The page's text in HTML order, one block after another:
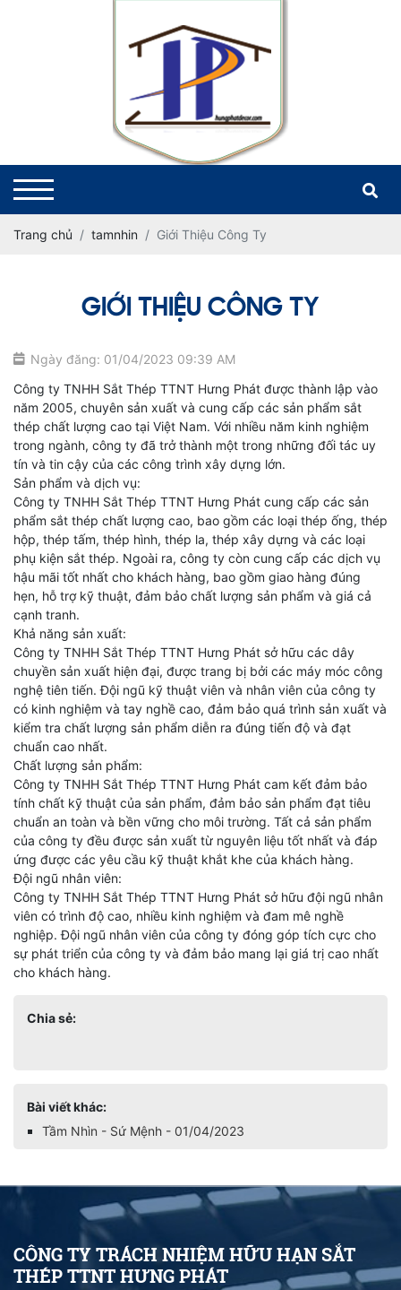
Trang chủ tamnhin Giới Thiệu Công Ty
GIỚI THIỆU CÔNG TY
Ngày đăng: 01/04/2023 09:39 AM
Công ty TNHH Sắt Thép TTNT Hưng Phát được thành lập vào
năm 2005, chuyên sản xuất và cung cấp các sản phẩm sắt
thép chất lượng cao tại Việt Nam. Với nhiều năm kinh nghiệm
trong ngành, công ty đã trở thành một trong những đối tác uy
tín và tin cậy của các công trình xây dựng lớn.
Sản phẩm và dịch vụ:
Công ty TNHH Sắt Thép TTNT Hưng Phát cung cấp các sản
phẩm sắt thép chất lượng cao, bao gồm các loại thép ống, thép
hộp, thép tấm, thép hình, thép la, thép xây dựng và các loại
phụ kiện sắt thép. Ngoài ra, công ty còn cung cấp các dịch vụ
hậu mãi tốt nhất cho khách hàng, bao gồm giao hàng đúng
hẹn, hỗ trợ kỹ thuật, đảm bảo chất lượng sản phẩm và giá cả
cạnh tranh.
Khả năng sản xuất:
Công ty TNHH Sắt Thép TTNT Hưng Phát sở hữu các dây
chuyền sản xuất hiện đại, được trang bị bởi các máy móc công
nghệ tiên tiến. Đội ngũ kỹ thuật viên và nhân viên của công ty
có kinh nghiệm và tay nghề cao, đảm bảo quá trình sản xuất và
kiểm tra chất lượng sản phẩm diễn ra đúng tiến độ và đạt
chuẩn cao nhất.
Chất lượng sản phẩm:
Công ty TNHH Sắt Thép TTNT Hưng Phát cam kết đảm bảo
tính chất kỹ thuật của sản phẩm, đảm bảo sản phẩm đạt tiêu
chuẩn an toàn và bền vững cho môi trường. Tất cả sản phẩm
của công ty đều được sản xuất từ nguyên liệu tốt nhất và đáp
ứng được các yêu cầu kỹ thuật khắt khe của khách hàng.
Đội ngũ nhân viên:
Công ty TNHH Sắt Thép TTNT Hưng Phát sở hữu đội ngũ nhân
viên có trình độ cao, nhiều kinh nghiệm và đam mê nghề
nghiệp. Đội ngũ nhân viên của công ty đóng góp tích cực cho
sự phát triển của công ty và đảm bảo mang lại giá trị cao nhất
cho khách hàng.
Chia sẻ:
Bài viết khác:
Tầm Nhìn - Sứ Mệnh - 01/04/2023
CÔNG TY TRÁCH NHIỆM HỮU HẠN SẮT
THÉP TTNT HƯNG PHÁT